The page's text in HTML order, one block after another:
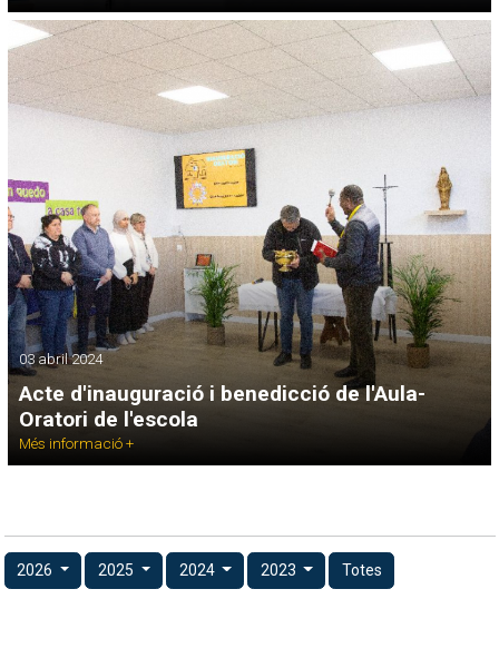
03 abril 2024
Acte d'inauguració i benedicció de l'Aula-
Oratori de l'escola
Més informació +
2026 2025 2024 2023 Totes